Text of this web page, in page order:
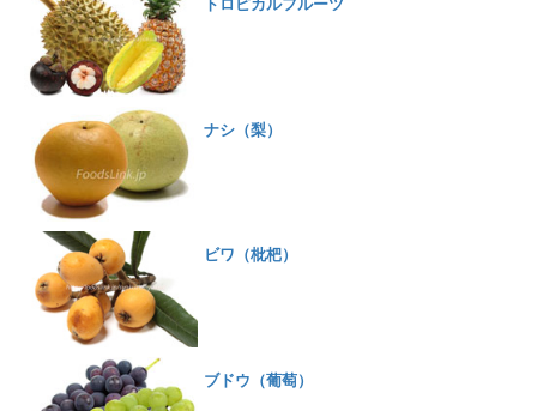
トロピカルフルーツ
ナシ（梨）
ビワ（枇杷）
ブドウ（葡萄）